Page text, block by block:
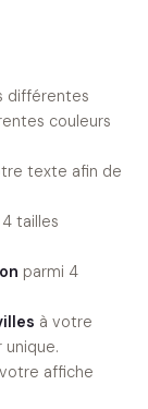
différentes
couleurs
texte afin de
tailles
parmi 4
à votre
affiche